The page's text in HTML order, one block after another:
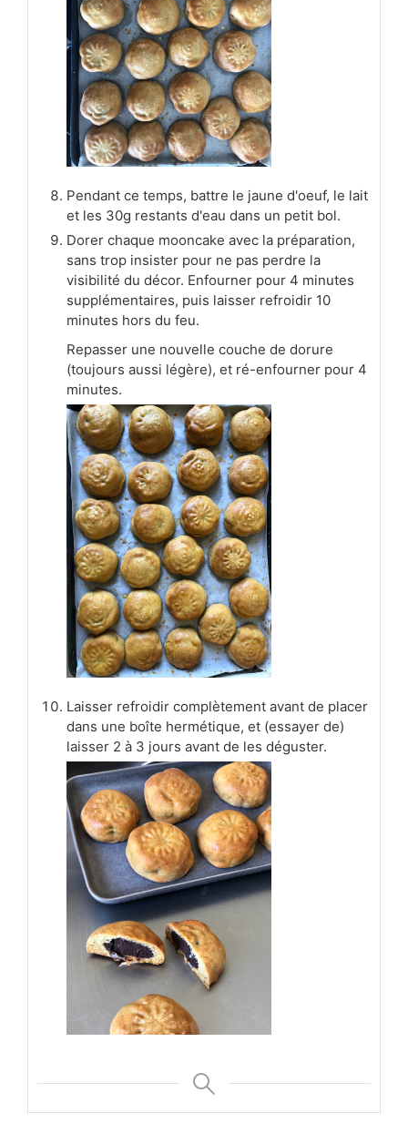
Pendant ce temps, battre le jaune d'oeuf, le lait
et les 30g restants d'eau dans un petit bol.
Dorer chaque mooncake avec la préparation,
sans trop insister pour ne pas perdre la
visibilité du décor. Enfourner pour 4 minutes
supplémentaires, puis laisser refroidir 10
minutes hors du feu.
Repasser une nouvelle couche de dorure
(toujours aussi légère), et ré-enfourner pour 4
minutes.
Laisser refroidir complètement avant de placer
dans une boîte hermétique, et (essayer de)
laisser 2 à 3 jours avant de les déguster.